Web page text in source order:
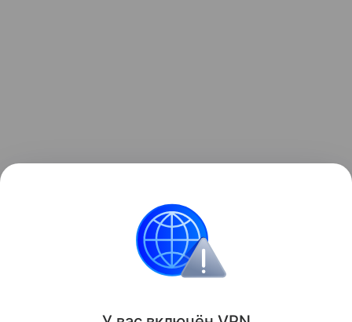
рассказывала
может усилить чувство одиночества.